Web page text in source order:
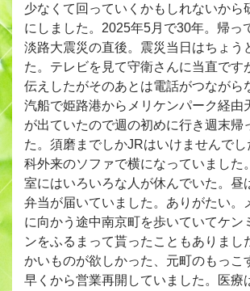
少なくて回っていくかもしれないから
にしました。2025年5月で30年。帰っ
淡路大震災の直後。震災当日はちょう
た。テレビを見て守衛さんに当直です
伝えしたがそのあとは電話がつながら
汽船で姫路港からメリケンパーク経由
が出ていたので週の初めに行き週末帰
た。須磨までしかJRはいけませんで
科外来のソファで横になっていました
室にはいろいろな人が休んでいた。昼
弁当が届いていました。ありがたい。
に向かう途中南京町を歩いていてケン
ンをふるまって貰ったこともありまし
かいものが欲しかった、元町のもっこ
早くから営業再開していました。医療